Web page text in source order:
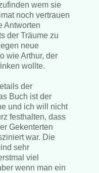
wem sie
noch vertrauen
Antworten
der Träume zu
neue
wie Arthur, der
wollte.
der
Buch ist der
und ich will nicht
festhalten, dass
Gekenterten
war. Die
sehr
viel
wenn man ein